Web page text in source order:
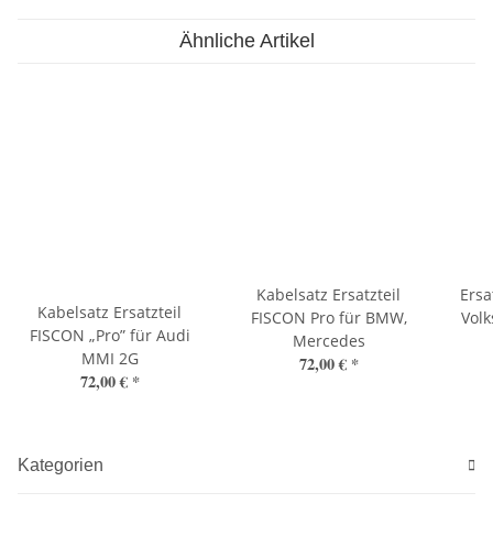
Ähnliche Artikel
Kabelsatz Ersatzteil
FISCON „Pro” für Audi
MMI 2G
72,00 € *
Kabelsatz Ersatzteil
FISCON Pro für BMW,
Mercedes
72,00 € *
Kategorien